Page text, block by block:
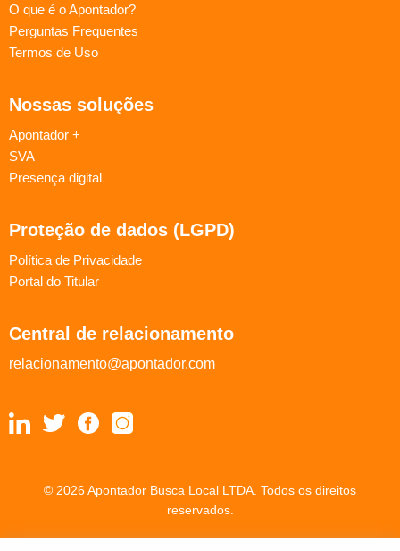
O que é o Apontador?
Perguntas Frequentes
Termos de Uso
Nossas soluções
Apontador +
SVA
Presença digital
Proteção de dados (LGPD)
Política de Privacidade
Portal do Titular
Central de relacionamento
relacionamento@apontador.com
© 2026 Apontador Busca Local LTDA. Todos os direitos
reservados.